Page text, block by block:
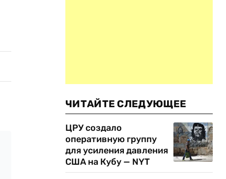
ЧИТАЙТЕ СЛЕДУЮЩЕЕ
ЦРУ создало
оперативную группу
для усиления давления
США на Кубу — NYT